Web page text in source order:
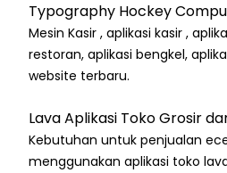
Typography Hockey
Mesin Kasir , aplikasi kasir ,
restoran, aplikasi bengkel,
website terbaru.
Lava Aplikasi Toko Grosir
Kebutuhan untuk penjualan
menggunakan aplikasi toko